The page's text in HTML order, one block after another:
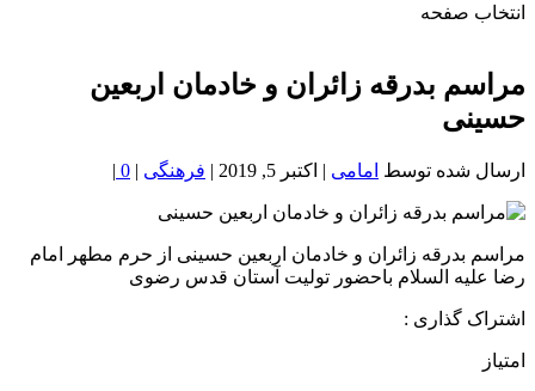
انتخاب صفحه
خون
شمال
تهران
مراسم بدرقه زائران و خادمان اربعین
حسینی
ارسال شده توسط امامی | اکتبر 5, 2019 | فرهنگی |
0
|
مراسم بدرقه زائران و خادمان اربعین حسینی از حرم مطهر امام
رضا علیه السلام باحضور تولیت آستان قدس رضوی
اشتراک گذاری :
امتیاز